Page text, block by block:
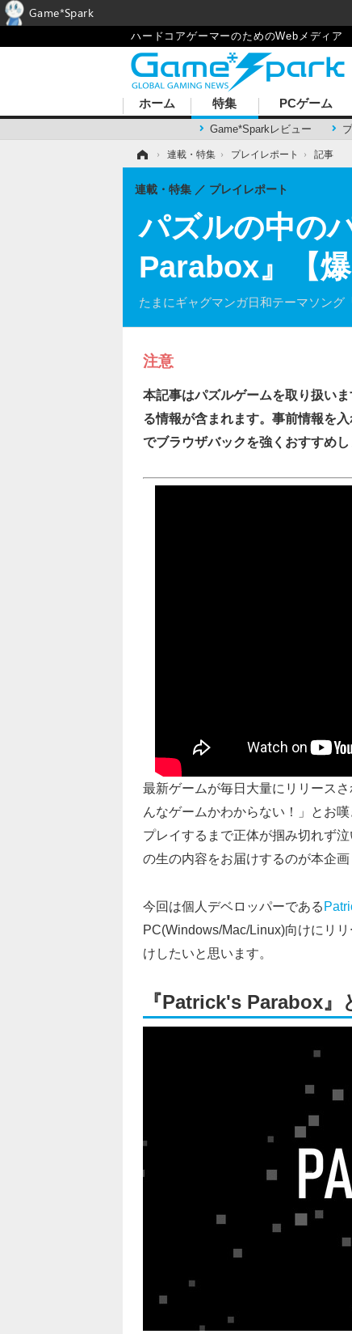
ハードコアゲーマーのためのWebメディア
ホーム 特集
Game*Sparkレビュー
PCゲーム
› 連載・特集 › プレイレポート › 記事
パズルの中の
Parabox』【爆
たまにギャグマンガ日和テーマソング
連載・特集 プレイレポート
注意
本記事はパズルゲームを取り扱い
る情報が含まれます。事前情報を
でブラウザバックを強くおすすめし
最新ゲームが毎日大量にリリース
んなゲームかわからない！」とお
プレイするまで正体が掴み切れず
の生の内容をお届けするのが本企画
今回は個人デベロッパーである
PC(Windows/Mac/Linux)向けにリ
けしたいと思います。
『Patrick's Parabox』
Game*Spark